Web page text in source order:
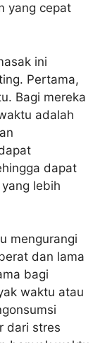
yang cepat
ini
Pertama,
Bagi mereka
adalah
dapat
lebih
mengurangi
dan lama
bagi
waktu atau
dari stres